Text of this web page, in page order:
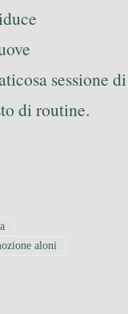
sessione di
di routine.
aloni